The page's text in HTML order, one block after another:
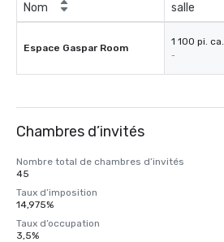
Nom
salle
Espace Gaspar Room
1 100 pi. ca.
-
Chambres d’invités
Nombre total de chambres d’invités
45
Taux d’imposition
14,975%
Taux d’occupation
3,5%